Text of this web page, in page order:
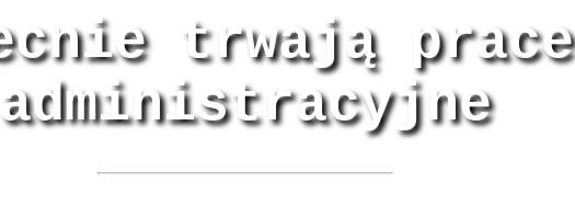
trwają prace
administracyjne